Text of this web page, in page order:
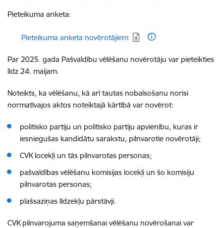
Pieteikuma anketa:
Lejupielādēt:
Pieteikuma anketa novērotājiem
Par 2025. gada Pašvaldību vēlēšanu novērotāju var pieteikties
līdz 24. maijam.
Noteikts, ka vēlēšanu, kā arī tautas nobalsošanu norisi
normatīvajos aktos noteiktajā kārtībā var novērot:
politisko partiju un politisko partiju apvienību, kuras ir
iesniegušas kandidātu sarakstu, pilnvarotie novērotāji;
CVK locekļi un tās pilnvarotas personas;
pašvaldības vēlēšanu komisijas locekļi un šo komisiju
pilnvarotas personas;
plašsaziņas līdzekļu pārstāvji.
CVK pilnvarojuma saņemšanai vēlēšanu novērošanai var